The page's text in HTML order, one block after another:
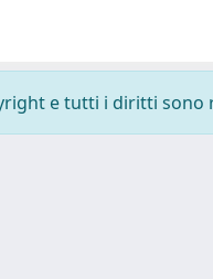
e tutti i diritti sono